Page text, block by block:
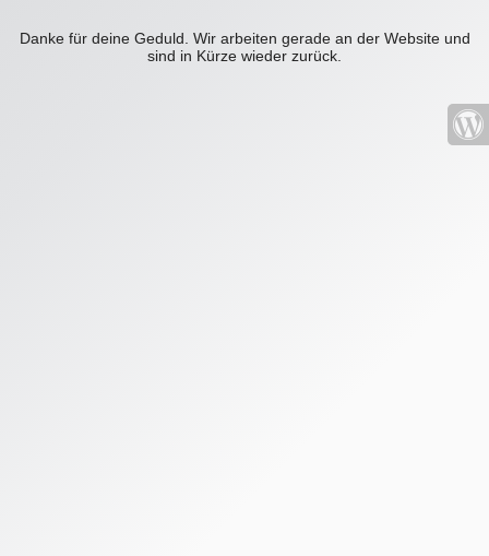
Danke für deine Geduld. Wir arbeiten gerade an der Website und
sind in Kürze wieder zurück.